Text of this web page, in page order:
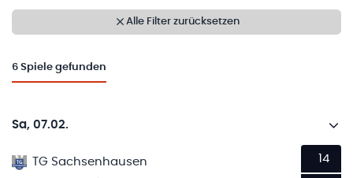
Alle Filter zurücksetzen
6 Spiele gefunden
Sa, 07.02.
TG Sachsenhausen
14